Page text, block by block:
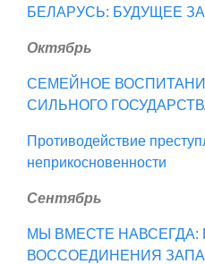
БЕЛАРУСЬ: БУДУЩЕЕ
Октябрь
СЕМЕЙНОЕ
СИЛЬНОГО
Противодействие
неприкосновенности
Сентябрь
МЫ ВМЕСТЕ НАВСЕГДА:
ВОССОЕДИНЕНИЯ